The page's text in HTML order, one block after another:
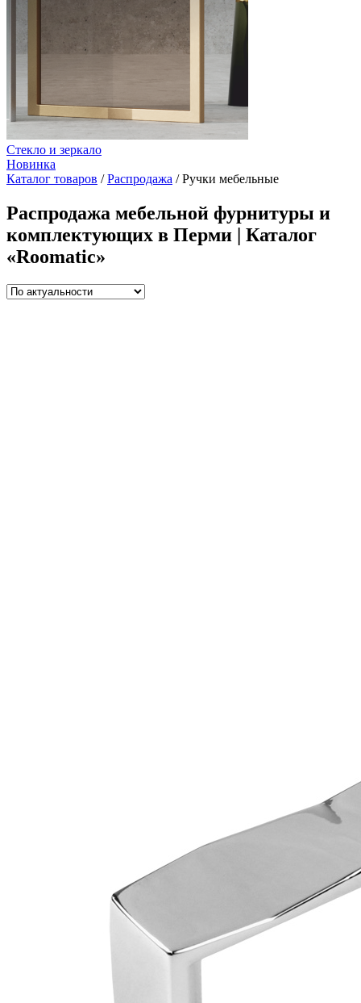
Стекло и зеркало
Новинка
Каталог товаров /Распродажа /Ручки мебельные
Распродажа мебельной фурнитуры и
комплектующих в Перми | Каталог
«Roomatic»